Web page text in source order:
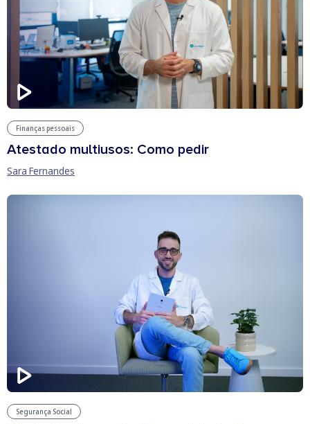
Finanças pessoais
Atestado multiusos: Como pedir
Sara Fernandes
Segurança Social